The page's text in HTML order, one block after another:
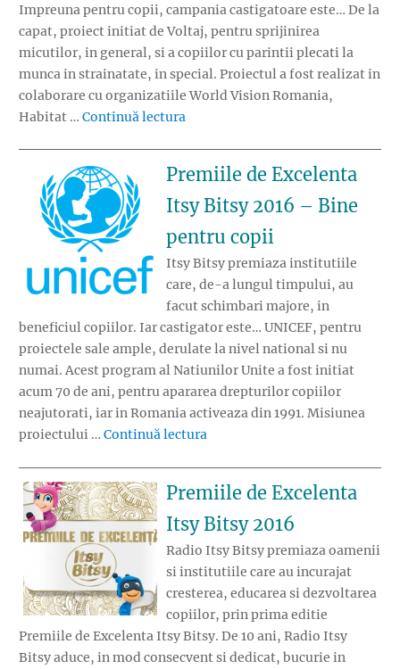
Impreuna pentru copii, campania castigatoare este… De la
capat, proiect initiat de Voltaj, pentru sprijinirea
micutilor, in general, si a copiilor cu parintii plecati la
munca in strainatate, in special. Proiectul a fost realizat in
colaborare cu organizatiile World Vision Romania,
Habitat … Continuă lectura
Premiile de Excelenta
Itsy Bitsy 2016 – Bine
pentru copii
Itsy Bitsy premiaza institutiile
care, de-a lungul timpului, au
facut schimbari majore, in
beneficiul copiilor. Iar castigator este… UNICEF, pentru
proiectele sale ample, derulate la nivel national si nu
numai. Acest program al Natiunilor Unite a fost initiat
acum 70 de ani, pentru apararea drepturilor copiilor
neajutorati, iar in Romania activeaza din 1991. Misiunea
proiectului … Continuă lectura
Premiile de Excelenta
Itsy Bitsy 2016
Radio Itsy Bitsy premiaza oamenii
si institutiile care au incurajat
cresterea, educarea si dezvoltarea
copiilor, prin prima editie
Premiile de Excelenta Itsy Bitsy. De 10 ani, Radio Itsy
Bitsy aduce, in mod consecvent si dedicat, bucurie in